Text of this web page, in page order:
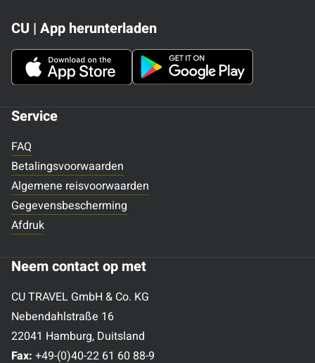
Service
FAQ
Betalingsvoorwaarden
Algemene reisvoorwaarden
Gegevensbescherming
Afdruk
Neem contact op met
CU TRAVEL GmbH & Co. KG
Nebendahlstraße 16
22041 Hamburg, Duitsland
Fax: +49-(0)40-22 61 60 88-9
CU | App herunterladen